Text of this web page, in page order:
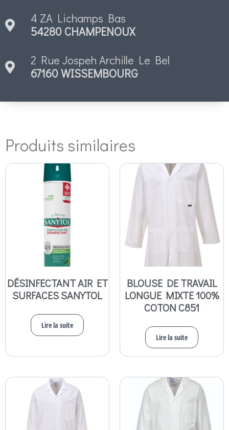
4 ZA Lichamps Bas
54280 CHAMPENOUX
2 Rue Jospeh Archille Le Bel
67160 WISSEMBOURG
Produits similaires
DÉSINFECTANT AIR ET
SURFACES SANYTOL
Lire la suite
BLOUSE DE TRAVAIL
LONGUE MIXTE 100%
COTON C851
Lire la suite